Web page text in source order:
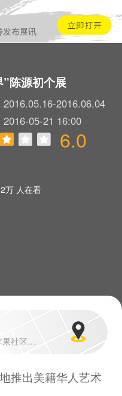
发布展讯
”陈源初个展
2016.06.04
05-21 16:00
6.0
万 人在看
北京市朝阳区百子湾苹果社区22院街2-26号
推出美籍华人艺术